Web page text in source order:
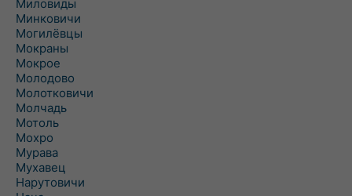
Миловиды
Минковичи
Могилёвцы
Мокраны
Мокрое
Молодово
Молотковичи
Молчадь
Мотоль
Мохро
Мурава
Мухавец
Нарутовичи